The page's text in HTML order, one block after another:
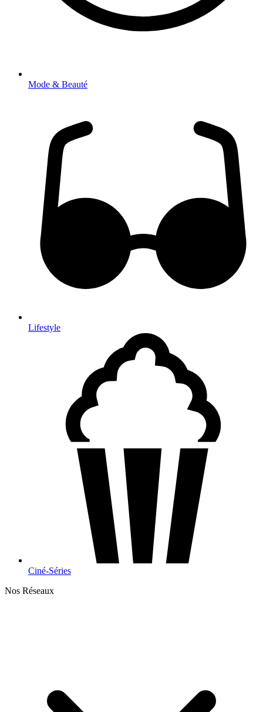
Mode & Beauté
Lifestyle
Ciné-Séries
Nos Réseaux